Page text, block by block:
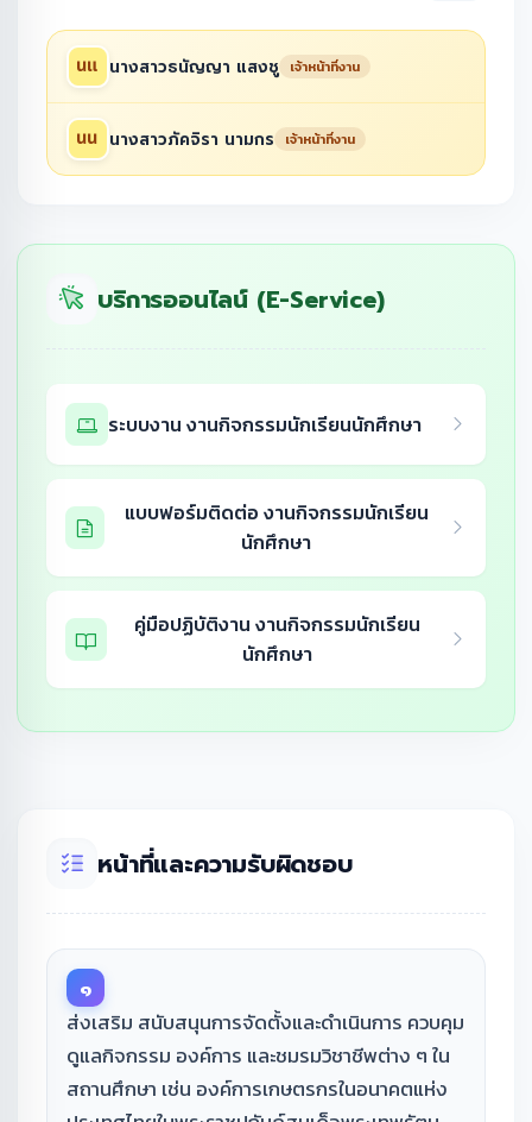
นางสาวธนัญญา แสงชู เจ้าหน้าที่งาน
นางสาวภัคจิรา นามกร เจ้าหน้าที่งาน
บริการออนไลน์ (E-Service)
ระบบงาน งานกิจกรรมนักเรียนนักศึกษา
แบบฟอร์มติดต่อ งานกิจกรรมนักเรียน
นักศึกษา
คู่มือปฏิบัติงาน งานกิจกรรมนักเรียน
นักศึกษา
หน้าที่และความรับผิดชอบ
๑
ส่งเสริม สนับสนุนการจัดตั้งและดำเนินการ ควบคุม
ดูแลกิจกรรม องค์การ และชมรมวิชาชีพต่าง ๆ ใน
สถานศึกษา เช่น องค์การเกษตรกรในอนาคตแห่ง